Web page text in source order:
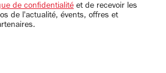
de confidentialité et de recevoir les
de l'actualité, évents, offres et